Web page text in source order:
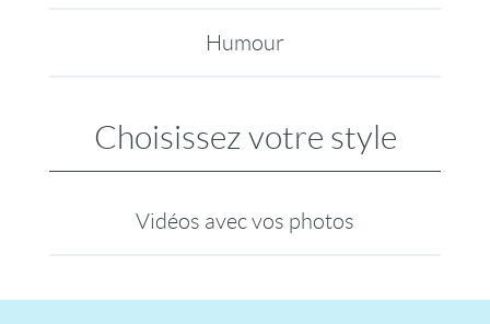
Humour
Choisissez votre style
Vidéos avec vos photos